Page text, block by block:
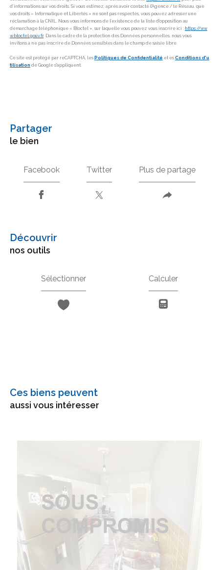
d’informations sur vos droits. Si vous estimez, après avoir contacté l'Agence / le Réseau, que
vos droits « Informatique et Libertés » ne sont pas respectés, vous pouvez adresser une
réclamation à la CNIL. Nous vous informons de l’existence de la liste d'opposition au
démarchage téléphonique « Bloctel », sur laquelle vous pouvez vous inscrire ici : https://ww
w.bloctel.gouv.fr. Dans le cadre de la protection des Données personnelles, nous vous
invitons à ne pas inscrire de Données sensibles dans le champ de saisie libre.
Ce site est protégé par reCAPTCHA, les Politiques de Confidentialité et es Conditions d'u
tilisation de Google s'appliquent.
partager
le bien
Facebook Twitter Plus de partage
découvrir
nos outils
Sélectionner Calculer
Ces biens peuvent
aussi vous intéresser